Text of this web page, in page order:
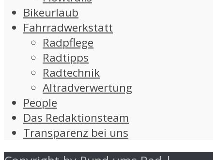
Bikeurlaub
Fahrradwerkstatt
Radpflege
Radtipps
Radtechnik
Altradverwertung
People
Das Redaktionsteam
Transparenz bei uns